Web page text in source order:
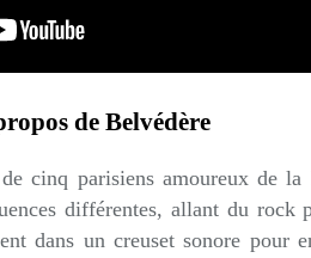
de Belvédère
cinq parisiens amoureux de la
différentes, allant du rock
dans un creuset sonore pour